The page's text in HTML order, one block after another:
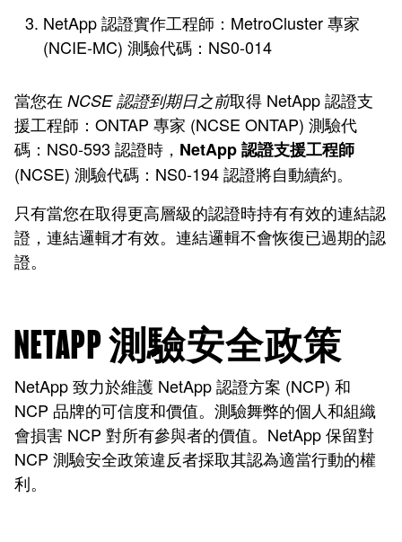
NetApp 認證實作工程師：MetroCluster 專家
(NCIE-MC) 測驗代碼：NS0-014
當您在 NCSE 認證到期日之前取得 NetApp 認證支
援工程師：ONTAP 專家 (NCSE ONTAP) 測驗代
碼：NS0-593 認證時， NetApp 認證支援工程師
(NCSE) 測驗代碼：NS0-194 認證將自動續約。
只有當您在取得更高層級的認證時持有有效的連結認
證，連結邏輯才有效。連結邏輯不會恢復已過期的認
證。
NETAPP 測驗安全政策
NetApp 致力於維護 NetApp 認證方案 (NCP) 和
NCP 品牌的可信度和價值。測驗舞弊的個人和組織
會損害 NCP 對所有參與者的價值。NetApp 保留對
NCP 測驗安全政策違反者採取其認為適當行動的權
利。